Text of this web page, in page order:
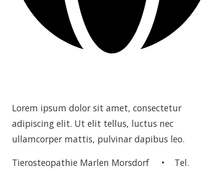
Lorem ipsum dolor sit amet, consectetur
adipiscing elit. Ut elit tellus, luctus nec
ullamcorper mattis, pulvinar dapibus leo.
Tierosteopathie Marlen Morsdorf • Tel.